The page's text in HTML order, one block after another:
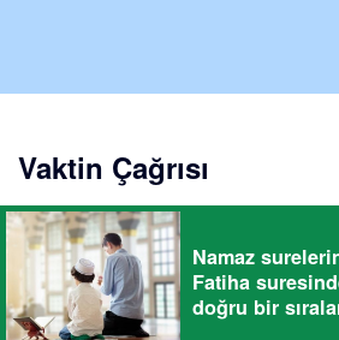
Vaktin Çağrısı
Namaz
Fatiha
doğru bir